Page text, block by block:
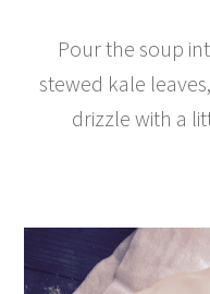
Pour the soup
stewed kale
drizzle with a